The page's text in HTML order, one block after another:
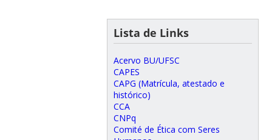
Lista de Links
Acervo BU/UFSC
CAPES
CAPG (Matrícula, atestado e
histórico)
CCA
CNPq
Comité de Ética com Seres